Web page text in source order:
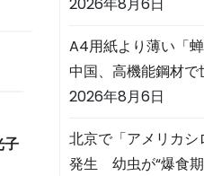
子
A4用紙より薄い「
中国、高機能鋼材
2026年8月6日
北京で「アメリカ
発生 幼虫が“爆食